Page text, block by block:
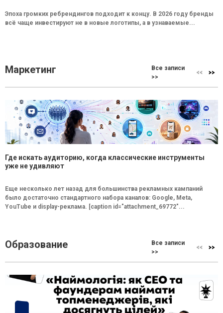
Эпоха громких ребрендингов подходит к концу. В 2026 году бренды
всё чаще инвестируют не в новые логотипы, а в узнаваемые...
Маркетинг
Все записи
>>
Где искать аудиторию, когда классические инструменты
уже не удивляют
Еще несколько лет назад для большинства рекламных кампаний
было достаточно стандартного набора каналов: Google, Meta,
YouTube и display-реклама. [caption id="attachment_69772"...
Образование
Все записи
>>